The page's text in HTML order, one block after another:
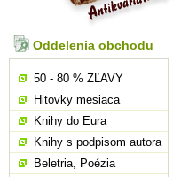
Oddelenia obchodu
50 - 80 % ZĽAVY
Hitovky mesiaca
Knihy do Eura
Knihy s podpisom autora
Beletria, Poézia